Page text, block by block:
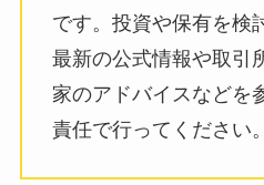
です。投資や保有を検
最新の公式情報や取引
家のアドバイスなどを
責任で行ってください。